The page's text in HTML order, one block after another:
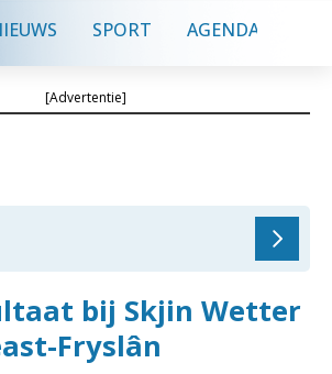
SPORT AGENDA
[Advertentie]
bij Skjin Wetter
Fryslân